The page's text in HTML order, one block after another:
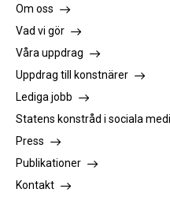
Om oss
Vad vi gör
Våra uppdrag
Uppdrag till konstnärer
Lediga jobb
Statens konstråd i sociala
Press
Publikationer
Kontakt